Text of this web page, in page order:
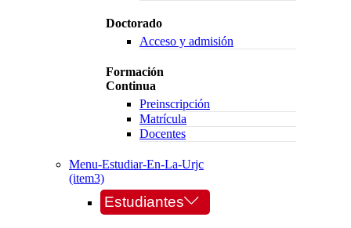
Doctorado
Acceso y admisión
Formación
Continua
Preinscripción
Matrícula
Docentes
Menu-Estudiar-En-La-Urjc
(item3)
Estudiantes